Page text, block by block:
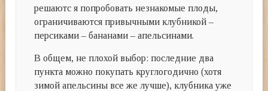
решаютс я попробовать незнакомые плоды,
ограничиваются привычными клубникой –
персиками – бананами – апельсинами.
В общем, не плохой выбор: последние два
пункта можно покупать круглогодично (хотя
зимой апельсины все же лучше), клубника уже